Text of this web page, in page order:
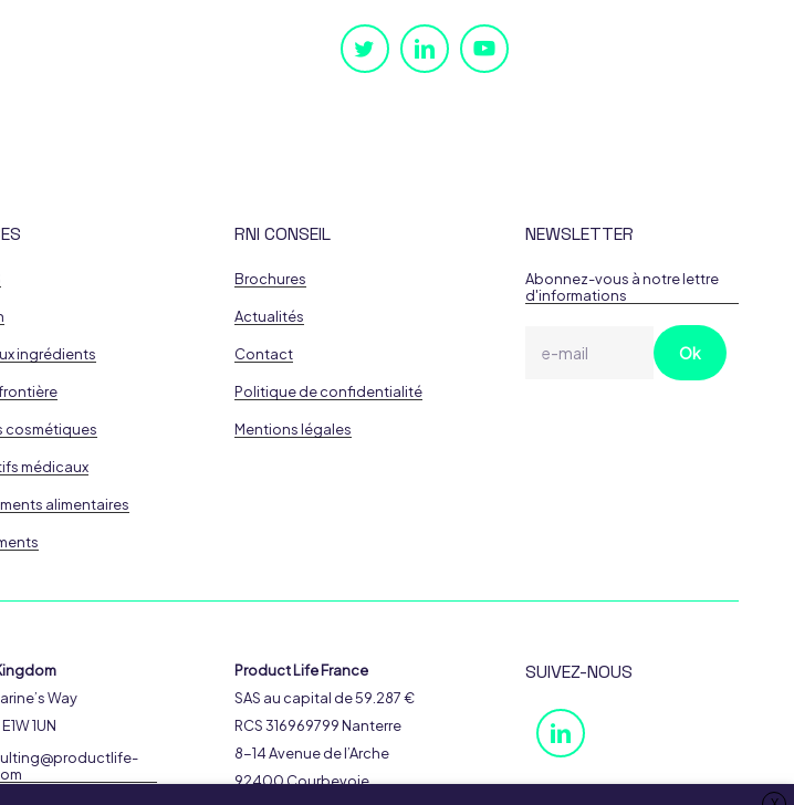
ingrédients
cosmétiques
médicaux
alimentaires
RNI CONSEIL
Brochures
Actualités
Contact
Politique de confidentialité
Mentions légales
NEWSLETTER
Abonnez-vous à notre lettre
d'informations
Way
1UN
Product Life France
SAS au capital de 59.287 €
RCS 316969799 Nanterre
8-14 Avenue de l’Arche
92400 Courbevoie
SUIVEZ-NOUS